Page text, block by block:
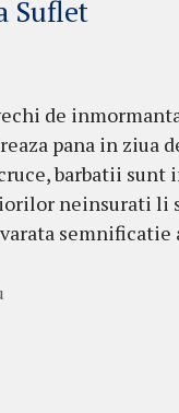
Suflet
de
pana in ziua
barbatii sunt
neinsurati li